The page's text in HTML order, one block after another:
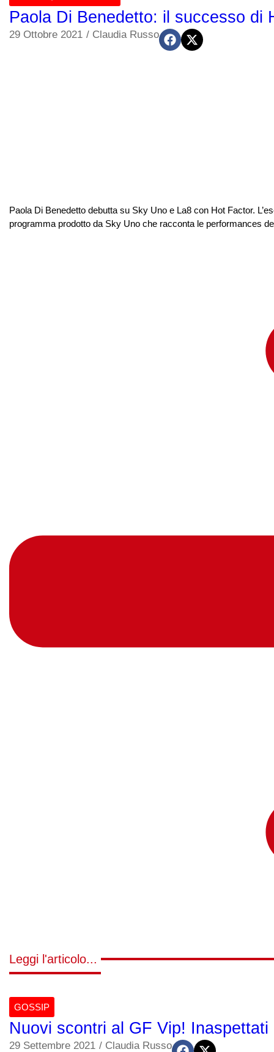
Paola Di Benedetto: il successo di
29 Ottobre 2021 / Claudia Russo
Paola Di Benedetto debutta su Sky Uno e La8 con Hot Factor.
programma prodotto da Sky Uno che racconta le performances
Leggi l'articolo...
GOSSIP
Nuovi scontri al GF Vip!
29 Settembre 2021 / Claudia Russo